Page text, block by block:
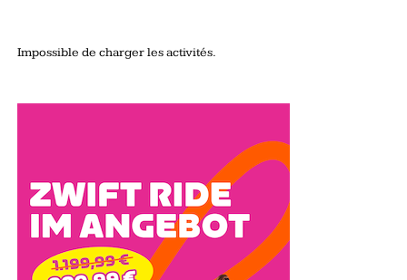
Impossible de charger les activités.